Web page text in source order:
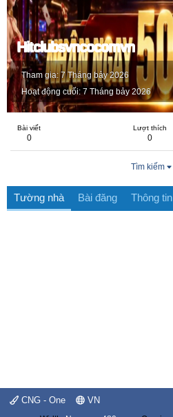
Hitclubsvncocomvn
Tham gia 7 Tháng bảy 2026
Hoạt động cuối 7 Tháng bảy 2026
Bài viết
0
Lượt thích
0
Tìm kiếm
Tường nhà Bài đăng Thông tin
CNG - One VN